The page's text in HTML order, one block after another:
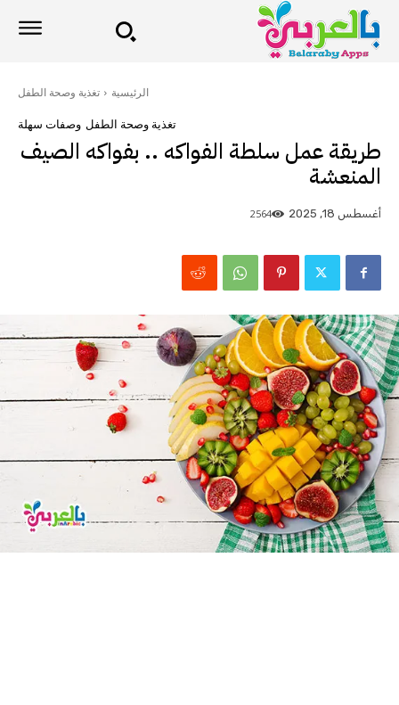
الرئيسية تغذية وصحة الطفل
تغذية وصحة الطفل وصفات سهلة
طريقة عمل سلطة الفواكه .. بفواكه الصيف
المنعشة
أغسطس 18, 2025 2564